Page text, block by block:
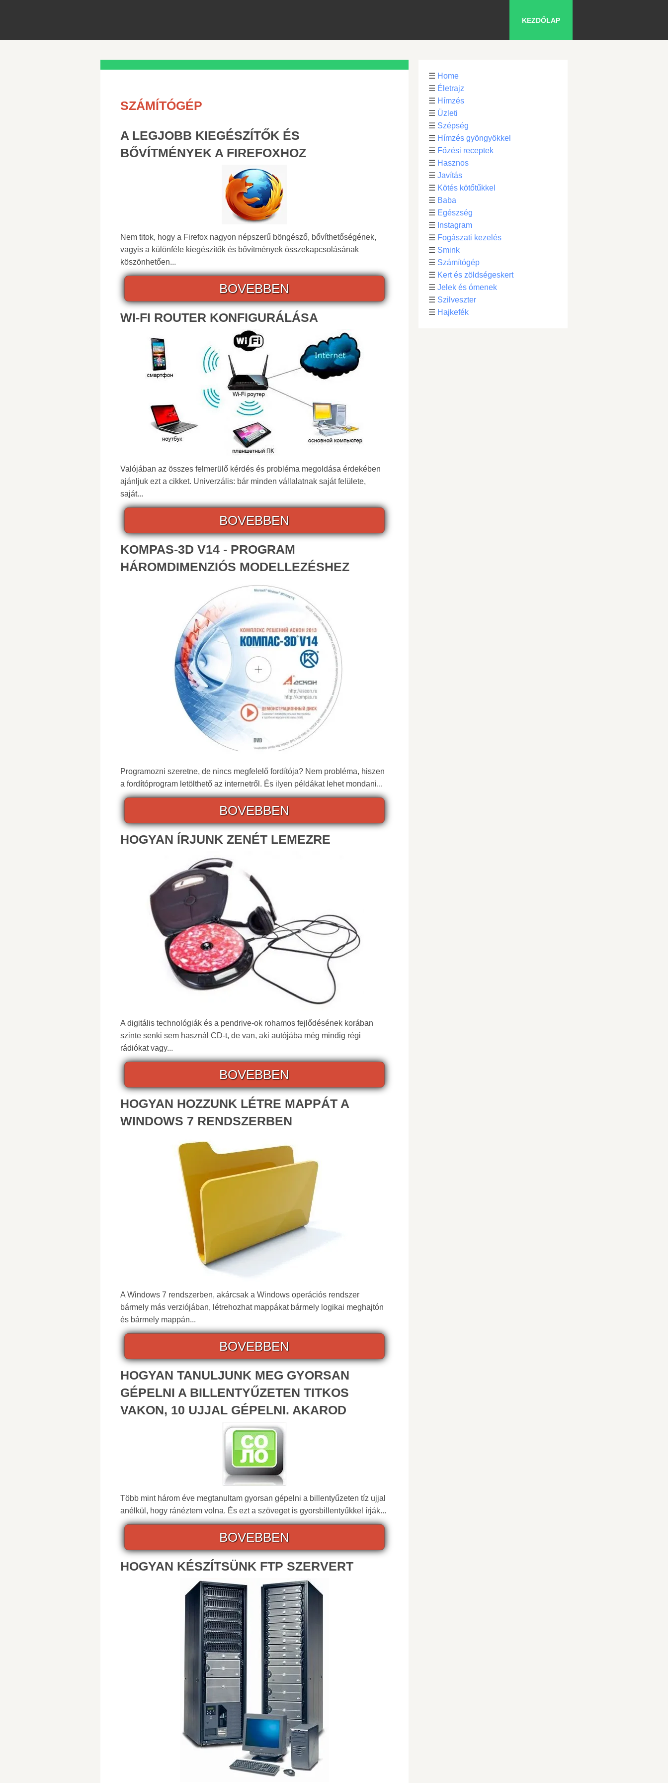
KEZDŐLAP
SZÁMÍTÓGÉP
A LEGJOBB KIEGÉSZÍTŐK ÉS
BŐVÍTMÉNYEK A FIREFOXHOZ
Nem titok, hogy a Firefox nagyon népszerű böngésző, bővíthetőségének,
vagyis a különféle kiegészítők és bővítmények összekapcsolásának
köszönhetően...
BOVEBBEN
WI-FI ROUTER KONFIGURÁLÁSA
Valójában az összes felmerülő kérdés és probléma megoldása érdekében
ajánljuk ezt a cikket. Univerzális: bár minden vállalatnak saját felülete,
saját...
BOVEBBEN
KOMPAS-3D V14 - PROGRAM
HÁROMDIMENZIÓS MODELLEZÉSHEZ
Programozni szeretne, de nincs megfelelő fordítója? Nem probléma, hiszen
a fordítóprogram letölthető az internetről. És ilyen példákat lehet mondani...
BOVEBBEN
HOGYAN ÍRJUNK ZENÉT LEMEZRE
A digitális technológiák és a pendrive-ok rohamos fejlődésének korában
szinte senki sem használ CD-t, de van, aki autójába még mindig régi
rádiókat vagy...
BOVEBBEN
HOGYAN HOZZUNK LÉTRE MAPPÁT A
WINDOWS 7 RENDSZERBEN
A Windows 7 rendszerben, akárcsak a Windows operációs rendszer
bármely más verziójában, létrehozhat mappákat bármely logikai meghajtón
és bármely mappán...
BOVEBBEN
HOGYAN TANULJUNK MEG GYORSAN
GÉPELNI A BILLENTYŰZETEN TITKOS
VAKON, 10 UJJAL GÉPELNI. AKAROD
Több mint három éve megtanultam gyorsan gépelni a billentyűzeten tíz ujjal
anélkül, hogy ránéztem volna. És ezt a szöveget is gyorsbillentyűkkel írják...
BOVEBBEN
HOGYAN KÉSZÍTSÜNK FTP SZERVERT
☰ Home
☰ Életrajz
☰ Hímzés
☰ Üzleti
☰ Szépség
☰ Hímzés gyöngyökkel
☰ Főzési receptek
☰ Hasznos
☰ Javítás
☰ Kötés kötőtűkkel
☰ Baba
☰ Egészség
☰ Instagram
☰ Fogászati kezelés
☰ Smink
☰ Számítógép
☰ Kert és zöldségeskert
☰ Jelek és ómenek
☰ Szilveszter
☰ Hajkefék